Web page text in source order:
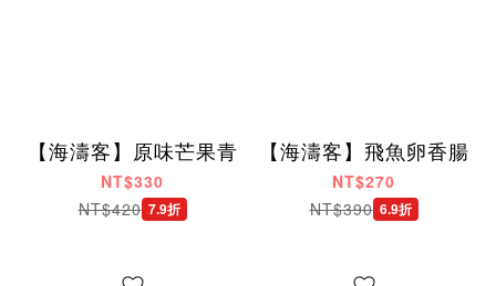
【海濤客】原味芒果青
NT$330
NT$420 7.9折
【海濤客】飛魚卵香腸
NT$270
NT$390 6.9折